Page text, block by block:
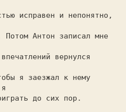
исправен и непонятно,
Потом Антон записал мне
вернулся
я заезжал к нему
до сих пор.